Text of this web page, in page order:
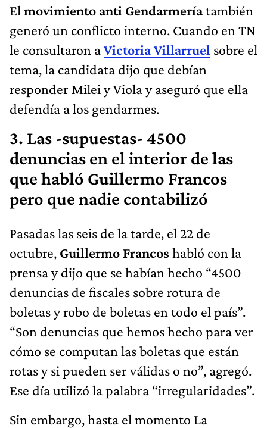
El movimiento anti Gendarmeríatambién
generó un conflicto interno. Cuando en TN
le consultaron aVictoria Villarruel sobre el
tema, la candidata dijo que debían
responder Milei y Viola y aseguró que ella
defendía a los gendarmes.
3. Las -supuestas- 4500
denuncias en el interior de las
que habló Guillermo Francos
pero que nadie contabilizó
Pasadas las seis de la tarde, el 22 de
octubre, Guillermo Francos habló con la
prensa y dijo que se habían hecho “4500
denuncias de fiscales sobre rotura de
boletas y robo de boletas en todo el país”.
“Son denuncias que hemos hecho para ver
cómo se computan las boletas que están
rotas y si pueden ser válidas o no”, agregó.
Ese día utilizó la palabra “irregularidades”.
Sin embargo, hasta el momento La